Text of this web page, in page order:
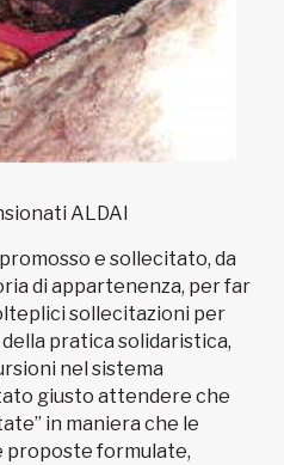
ALDAI
e sollecitato, da
di appartenenza, per far
sollecitazioni per
pratica solidaristica,
nel sistema
giusto attendere che
in maniera che le
proposte formulate,